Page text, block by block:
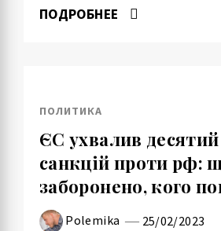
ПОДРОБНЕЕ
ПОЛИТИКА
ЄС ухвалив
санкцій проти рф:
заборонено, кого
Polemika 25/02/2023